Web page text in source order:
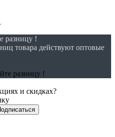
разницу !
товара действуют оптовые
и скидках?